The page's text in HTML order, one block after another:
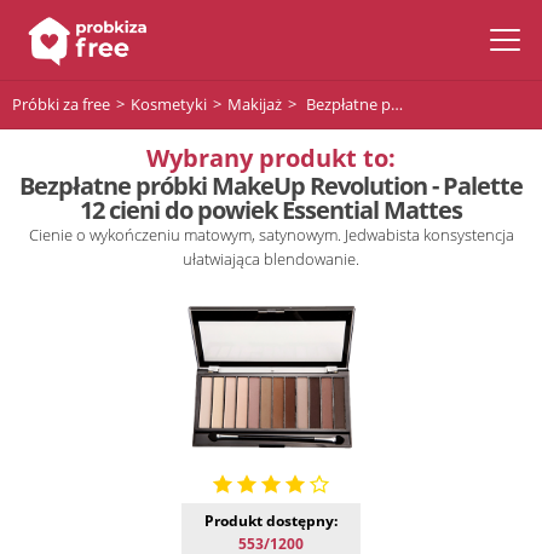
Próbki za free Kosmetyki Makijaż Bezpłatne próbki MakeUp Revolution - Palette 12 cieni do powiek Essential Mattes
Wybrany produkt to:
Bezpłatne próbki MakeUp Revolution - Palette
12 cieni do powiek Essential Mattes
Cienie o wykończeniu matowym, satynowym. Jedwabista konsystencja
ułatwiająca blendowanie.
Produkt dostępny:
553/1200